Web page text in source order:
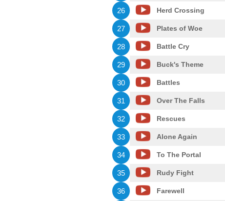
26 Herd Crossing
27 Plates of Woe
28 Battle Cry
29 Buck's Theme
30 Battles
31 Over The Falls
32 Rescues
33 Alone Again
34 To The Portal
35 Rudy Fight
36 Farewell